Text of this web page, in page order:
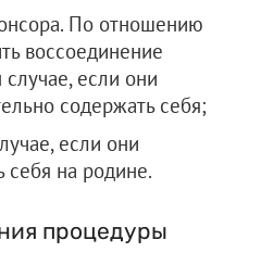
По отношению
воссоединение
если они
содержать себя;
если они
себя на родине.
процедуры